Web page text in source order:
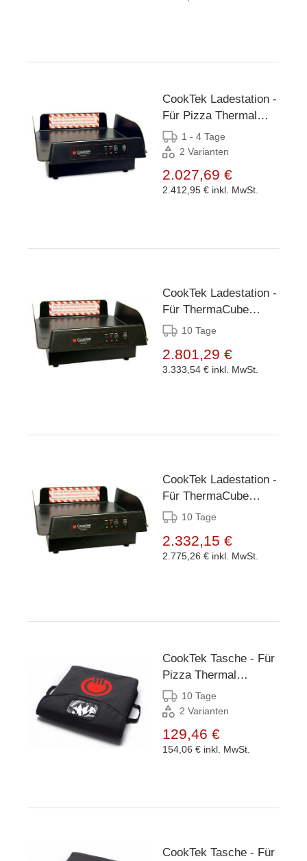
CookTek Ladestation -
Für Pizza Thermal
Delivery System 18"
1 - 4 Tage
2 Varianten
2.027,69 €
2.412,95 € inkl. MwSt.
CookTek Ladestation -
Für ThermaCube
Delivery System Tall
10 Tage
2.801,29 €
3.333,54 € inkl. MwSt.
CookTek Ladestation -
Für ThermaCube
Delivery Sytem Small
10 Tage
2.332,15 €
2.775,26 € inkl. MwSt.
CookTek Tasche - Für
Pizza Thermal
Delivery System 16"
10 Tage
2 Varianten
129,46 €
154,06 € inkl. MwSt.
CookTek Tasche - Für